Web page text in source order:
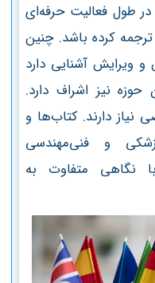
طول فعالیت حرفه‌ای
ترجمه کرده باشد. چنین
و ویرایش آشنایی دارد
نیز اشراف دارد.
دارند. کتاب‌ها و
و فنی‌مهندسی
نگاهی متفاوت به